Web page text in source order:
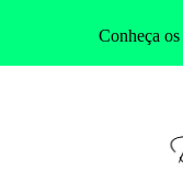
Conheça os